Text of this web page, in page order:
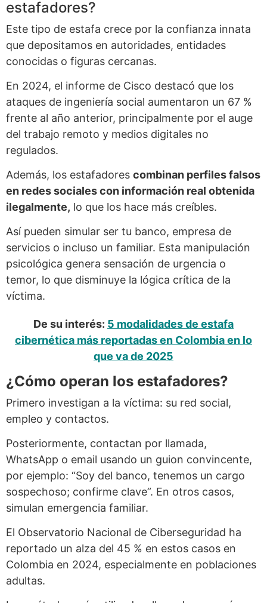
estafadores?
Este tipo de estafa crece por la confianza innata
que depositamos en autoridades, entidades
conocidas o figuras cercanas.
En 2024, el informe de Cisco destacó que los
ataques de ingeniería social aumentaron un 67 %
frente al año anterior, principalmente por el auge
del trabajo remoto y medios digitales no
regulados.
Además, los estafadores combinan perfiles falsos
en redes sociales con información real obtenida
ilegalmente, lo que los hace más creíbles.
Así pueden simular ser tu banco, empresa de
servicios o incluso un familiar. Esta manipulación
psicológica genera sensación de urgencia o
temor, lo que disminuye la lógica crítica de la
víctima.
De su interés: 5 modalidades de estafa
cibernética más reportadas en Colombia en lo
que va de 2025
¿Cómo operan los estafadores?
Primero investigan a la víctima: su red social,
empleo y contactos.
Posteriormente, contactan por llamada,
WhatsApp o email usando un guion convincente,
por ejemplo: “Soy del banco, tenemos un cargo
sospechoso; confirme clave”. En otros casos,
simulan emergencia familiar.
El Observatorio Nacional de Ciberseguridad ha
reportado un alza del 45 % en estos casos en
Colombia en 2024, especialmente en poblaciones
adultas.